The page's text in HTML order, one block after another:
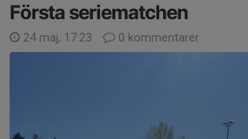
Första seriematchen
24 maj, 17:23 0 kommentarer